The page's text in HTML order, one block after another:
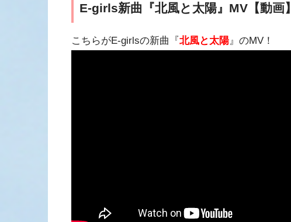
E-girls新曲『北風と太陽』MV【動画】
こちらがE-girlsの新曲『北風と太陽』のMV！